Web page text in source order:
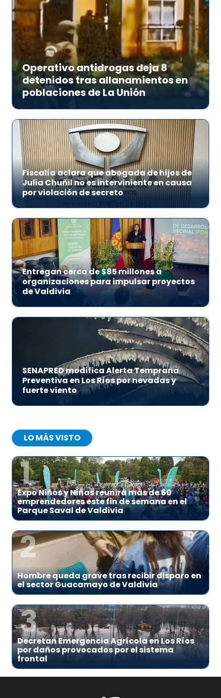
Operativo antidrogas deja 8
detenidos tras allanamientos en
poblaciones de La Unión
Fiscalía aclara que abogada de hijos de
Julia Chuñil no es interviniente en causa
por violación de secreto
Entregan cerca de $85 millones a
organizaciones para impulsar proyectos
de Valdivia
SENAPRED modifica Alerta Temprana
Preventiva en Los Ríos por nevadas y
fuerte viento
LO MÁS VISTO
1
Expo Niños y Niñas reunirá más de 60
emprendedores este fin de semana en el
Parque Saval de Valdivia
2
Hombre queda grave tras recibir disparo en
el sector Guacamayo de Valdivia
3
Decretan Emergencia Agrícola en Los Ríos
por daños provocados por el sistema
frontal